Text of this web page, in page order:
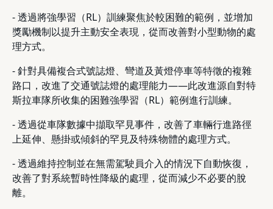
- 透過將強學習（RL）訓練聚焦於較困難的範例，並增加
獎勵機制以提升主動安全表現，從而改善對小型動物的處
理方式。
- 針對具備複合式號誌燈、彎道及黃燈停車等特徵的複雜
路口，改進了交通號誌燈的處理能力——此改進源自對特
斯拉車隊所收集的困難強學習（RL）範例進行訓練。
- 透過從車隊數據中擷取罕見事件，改善了車輛行進路徑
上延伸、懸掛或傾斜的罕見及特殊物體的處理方式。
- 透過維持控制並在無需駕駛員介入的情況下自動恢復，
改善了對系統暫時性降級的處理，從而減少不必要的脫
離。